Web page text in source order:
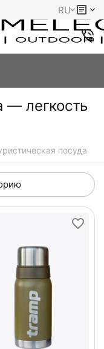
RU
— легкость
посуда